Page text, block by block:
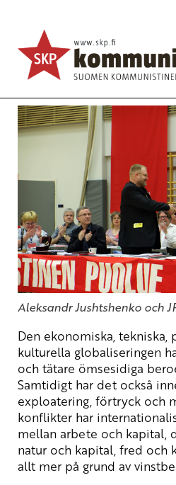
Krav på fred och
Svenska
2.7.2013 - 13:53(Muokattu
Aleksandr Jushtshenko och
Den ekonomiska, tekniska,
kulturella globaliseringen
och tätare ömsesidiga
Samtidigt har det också
exploatering, förtryck och
konflikter har
mellan arbete och kapital,
natur och kapital, fred och
allt mer på grund av